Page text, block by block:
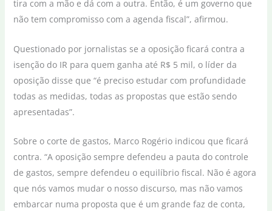
tira com a mão e dá com a outra. Então, é um governo que
não tem compromisso com a agenda fiscal”, afirmou.
Questionado por jornalistas se a oposição ficará contra a
isenção do IR para quem ganha até R$ 5 mil, o líder da
oposição disse que “é preciso estudar com profundidade
todas as medidas, todas as propostas que estão sendo
apresentadas”.
Sobre o corte de gastos, Marco Rogério indicou que ficará
contra. “A oposição sempre defendeu a pauta do controle
de gastos, sempre defendeu o equilíbrio fiscal. Não é agora
que nós vamos mudar o nosso discurso, mas não vamos
embarcar numa proposta que é um grande faz de conta,